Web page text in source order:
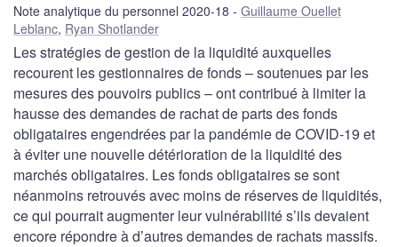
Note analytique du personnel 2020-18
Guillaume Ouellet
Leblanc, Ryan Shotlander
Les stratégies de gestion de la liquidité auxquelles
recourent les gestionnaires de fonds – soutenues par les
mesures des pouvoirs publics – ont contribué à limiter la
hausse des demandes de rachat de parts des fonds
obligataires engendrées par la pandémie de COVID-19 et
à éviter une nouvelle détérioration de la liquidité des
marchés obligataires. Les fonds obligataires se sont
néanmoins retrouvés avec moins de réserves de liquidités,
ce qui pourrait augmenter leur vulnérabilité s’ils devaient
encore répondre à d’autres demandes de rachats massifs.